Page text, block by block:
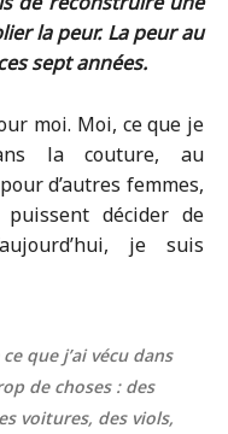
la peur. La peur au
sept années.
moi. Moi, ce que je
la couture, au
d’autres femmes,
décider de
je suis
que j’ai vécu dans
de choses : des
voitures, des viols,